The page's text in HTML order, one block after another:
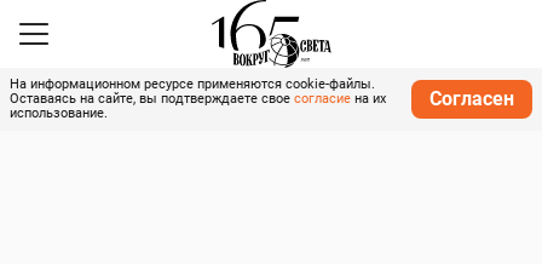
На информационном ресурсе применяются cookie-файлы.
Оставаясь на сайте, вы подтверждаете свое согласие на их
использование.
Согласен